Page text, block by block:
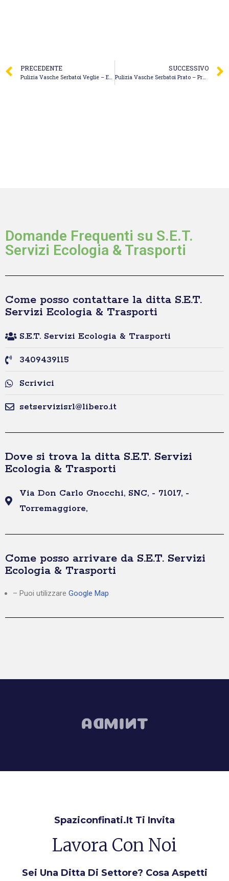
PRECEDENTE
Pulizia Vasche Serbatoi Veglie – Ecologicamente Gestione Rifiuti
SUCCESSIVO
Pulizia Vasche Serbatoi Prato – Pratoecologia
Domande Frequenti su S.E.T.
Servizi Ecologia & Trasporti
Come posso contattare la ditta S.E.T.
Servizi Ecologia & Trasporti
S.E.T. Servizi Ecologia & Trasporti
3409439115
Scrivici
setservizisrl@libero.it
Dove si trova la ditta S.E.T. Servizi
Ecologia & Trasporti
Via Don Carlo Gnocchi, SNC, - 71017, -
Torremaggiore,
Come posso arrivare da S.E.T. Servizi
Ecologia & Trasporti
– Puoi utilizzare Google Map
Spaziconfinati.it Ti Invita
Lavora Con Noi
Sei Una Ditta Di Settore? Cosa Aspetti